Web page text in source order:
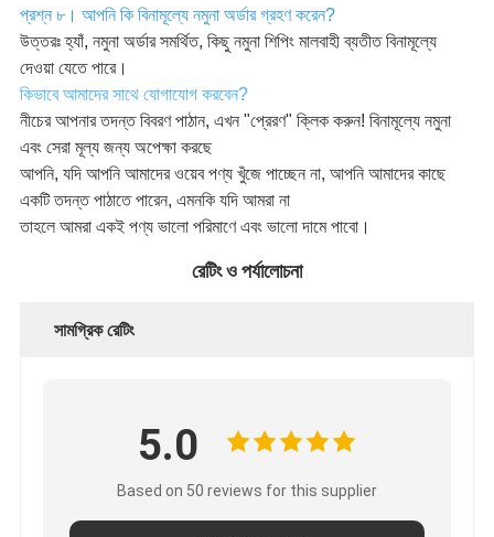
প্রশ্ন ৮। আপনি কি বিনামূল্যে নমুনা অর্ডার গ্রহণ করেন?
উত্তরঃ হ্যাঁ, নমুনা অর্ডার সমর্থিত, কিছু নমুনা শিপিং মালবাহী ব্যতীত বিনামূল্যে
দেওয়া যেতে পারে।
কিভাবে আমাদের সাথে যোগাযোগ করবেন?
নীচের আপনার তদন্ত বিবরণ পাঠান, এখন "প্রেরণ" ক্লিক করুন! বিনামূল্যে নমুনা
এবং সেরা মূল্য জন্য অপেক্ষা করছে
আপনি, যদি আপনি আমাদের ওয়েব পণ্য খুঁজে পাচ্ছেন না, আপনি আমাদের কাছে
একটি তদন্ত পাঠাতে পারেন, এমনকি যদি আমরা না
তাহলে আমরা একই পণ্য ভালো পরিমাণে এবং ভালো দামে পাবো।
রেটিং ও পর্যালোচনা
সামগ্রিক রেটিং
5.0
Based on 50 reviews for this supplier